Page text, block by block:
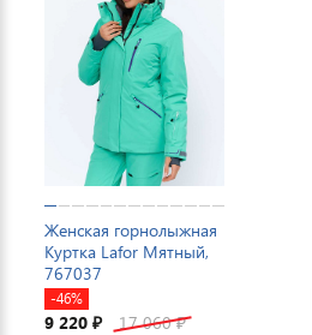
Женская горнолыжная
Куртка Lafor Мятный,
767037
-46%
9 220 ₽ 17 060₽